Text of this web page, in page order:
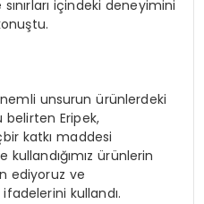
içindeki deneyimini
unsurun ürünlerdeki
belirten Eripek,
katkı maddesi
ürünlerin
ediyoruz ve
kullandı.